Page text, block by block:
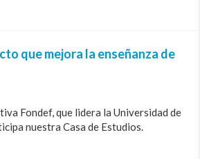
que mejora la enseñanza de
Fondef, que lidera la Universidad de
nuestra Casa de Estudios.